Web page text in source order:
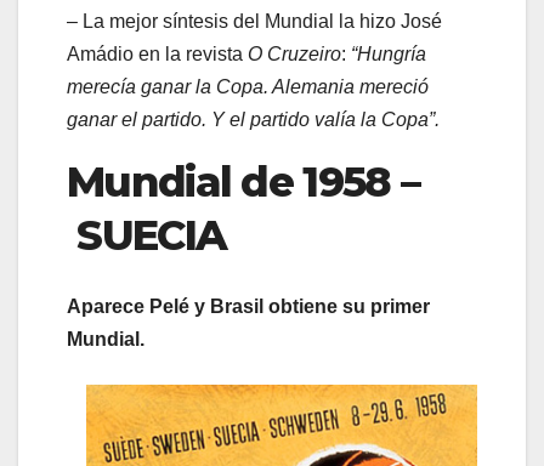
– La mejor síntesis del Mundial la hizo José
Amádio en la revista O Cruzeiro: “Hungría
merecía ganar la Copa. Alemania mereció
ganar el partido. Y el partido valía la Copa”.
Mundial de 1958 –
SUECIA
Aparece Pelé y Brasil obtiene su primer
Mundial.